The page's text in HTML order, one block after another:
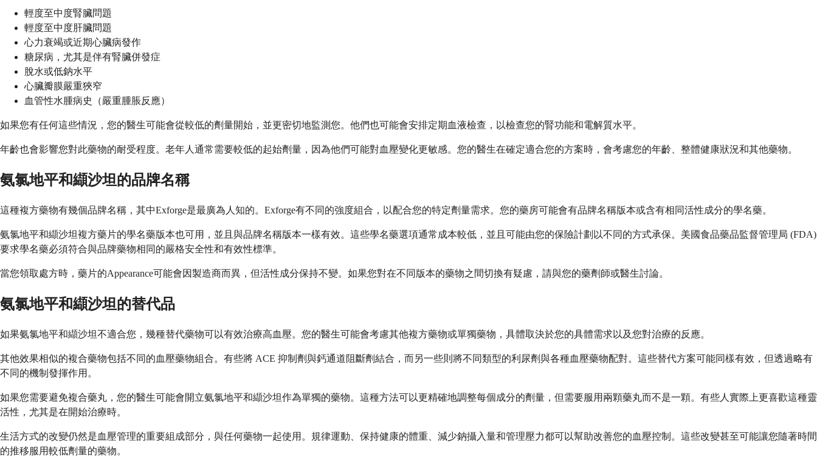
輕度至中度腎臟問題
輕度至中度肝臟問題
心力衰竭或近期心臟病發作
糖尿病，尤其是伴有腎臟併發症
脫水或低鈉水平
心臟瓣膜嚴重狹窄
血管性水腫病史（嚴重腫脹反應）
如果您有任何這些情況，您的醫生可能會從較低的劑量開始，並更密切地監測您。他們也可能會安排定期血液檢查，以檢查您的腎功能和電解質水平。
年齡也會影響您對此藥物的耐受程度。老年人通常需要較低的起始劑量，因為他們可能對血壓變化更敏感。您的醫生在確定適合您的方案時，會考慮您的年齡、整體健康狀況和其他藥物。
氨氯地平和纈沙坦的品牌名稱
這種複方藥物有幾個品牌名稱，其中Exforge是最廣為人知的。Exforge有不同的強度組合，以配合您的特定劑量需求。您的藥房可能會有品牌名稱版本或含有相同活性成分的學名藥。
氨氯地平和纈沙坦複方藥片的學名藥版本也可用，並且與品牌名稱版本一樣有效。這些學名藥選項通常成本較低，並且可能由您的保險計劃以不同的方式承保。美國食品藥品監督管理局 (FDA)
要求學名藥必須符合與品牌藥物相同的嚴格安全性和有效性標準。
當您領取處方時，藥片的Appearance可能會因製造商而異，但活性成分保持不變。如果您對在不同版本的藥物之間切換有疑慮，請與您的藥劑師或醫生討論。
氨氯地平和纈沙坦的替代品
如果氨氯地平和纈沙坦不適合您，幾種替代藥物可以有效治療高血壓。您的醫生可能會考慮其他複方藥物或單獨藥物，具體取決於您的具體需求以及您對治療的反應。
其他效果相似的複合藥物包括不同的血壓藥物組合。有些將 ACE 抑制劑與鈣通道阻斷劑結合，而另一些則將不同類型的利尿劑與各種血壓藥物配對。這些替代方案可能同樣有效，但透過略有
不同的機制發揮作用。
如果您需要避免複合藥丸，您的醫生可能會開立氨氯地平和纈沙坦作為單獨的藥物。這種方法可以更精確地調整每個成分的劑量，但需要服用兩顆藥丸而不是一顆。有些人實際上更喜歡這種靈
活性，尤其是在開始治療時。
生活方式的改變仍然是血壓管理的重要組成部分，與任何藥物一起使用。規律運動、保持健康的體重、減少鈉攝入量和管理壓力都可以幫助改善您的血壓控制。這些改變甚至可能讓您隨著時間
的推移服用較低劑量的藥物。